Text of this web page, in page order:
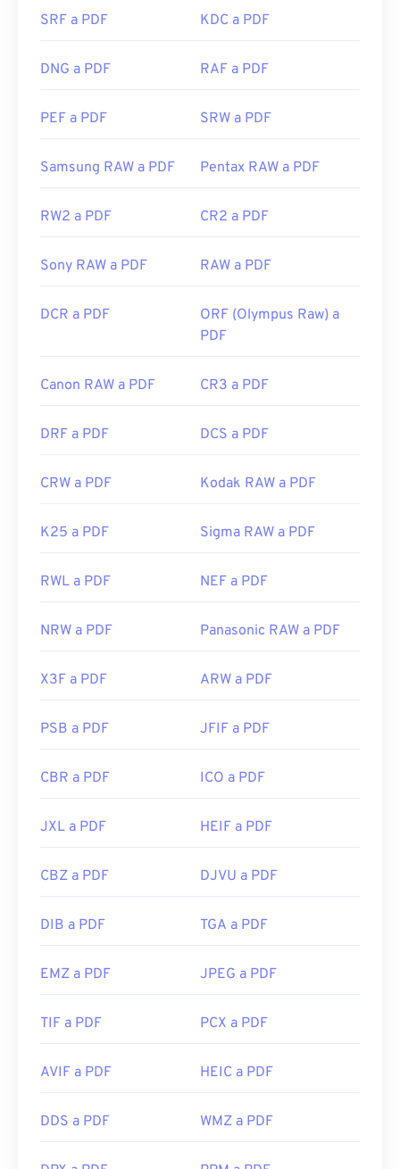
automáticamente al hacer clic en un enlace PDF en
algo más. Ambos son gratuitos.
Enlaces útiles:
https://acrobat.adobe.com/us/es/por-que-
SRF a PDF KDC a PDF
DNG a PDF RAF a PDF
PEF a PDF SRW a PDF
Samsung RAW a PDF Pentax RAW a PDF
RW2 a PDF CR2 a PDF
Sony RAW a PDF RAW a PDF
DCR a PDF
ORF (Olympus Raw) a
PDF
Canon RAW a PDF CR3 a PDF
DRF a PDF DCS a PDF
CRW a PDF Kodak RAW a PDF
K25 a PDF Sigma RAW a PDF
RWL a PDF NEF a PDF
NRW a PDF Panasonic RAW a PDF
X3F a PDF ARW a PDF
PSB a PDF JFIF a PDF
CBR a PDF ICO a PDF
JXL a PDF HEIF a PDF
CBZ a PDF DJVU a PDF
DIB a PDF TGA a PDF
EMZ a PDF JPEG a PDF
TIF a PDF PCX a PDF
AVIF a PDF HEIC a PDF
DDS a PDF WMZ a PDF